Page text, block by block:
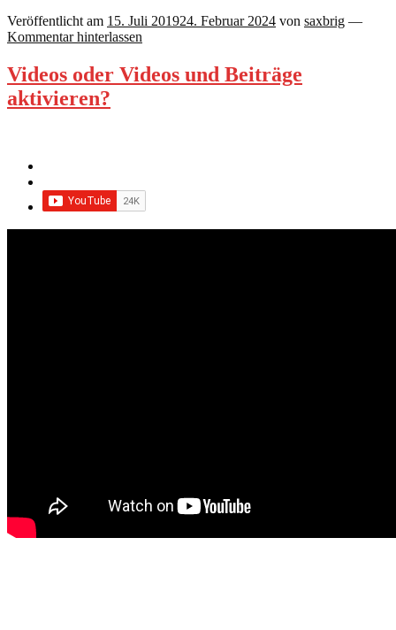
Veröffentlicht am 15. Juli 201924. Februar 2024 von saxbrig —
Kommentar hinterlassen
Videos oder Videos und Beiträge
aktivieren?